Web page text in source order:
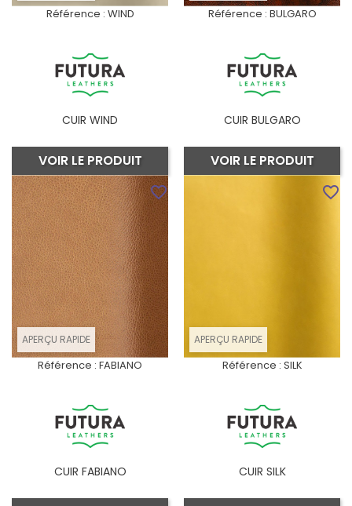
Référence : WIND
CUIR WIND
VOIR LE PRODUIT
Référence : BULGARO
CUIR BULGARO
VOIR LE PRODUIT
APERÇU RAPIDE
Référence : FABIANO
CUIR FABIANO
favorite_border
APERÇU RAPIDE
Référence : SILK
CUIR SILK
favorite_border